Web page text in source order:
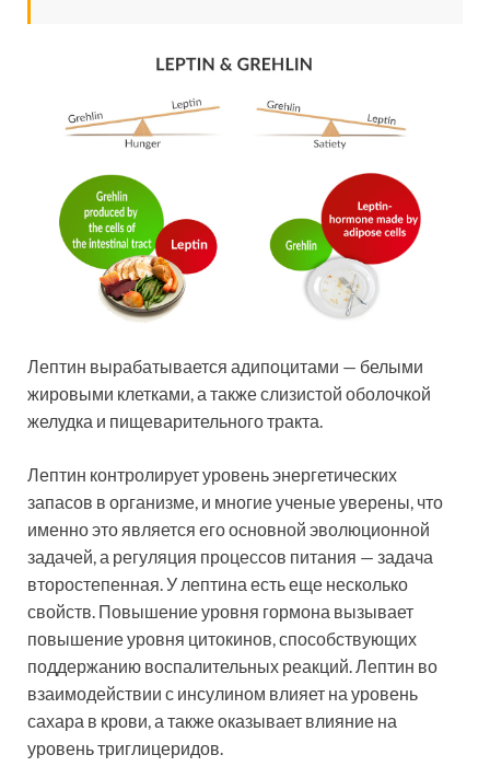
Лептин вырабатывается адипоцитами — белыми
жировыми клетками, а также слизистой оболочкой
желудка и пищеварительного тракта.
Лептин контролирует уровень энергетических
запасов в организме, и многие ученые уверены, что
именно это является его основной эволюционной
задачей, а регуляция процессов питания — задача
второстепенная. У лептина есть еще несколько
свойств. Повышение уровня гормона вызывает
повышение уровня цитокинов, способствующих
поддержанию воспалительных реакций. Лептин во
взаимодействии с инсулином влияет на уровень
сахара в крови, а также оказывает влияние на
уровень триглицеридов.